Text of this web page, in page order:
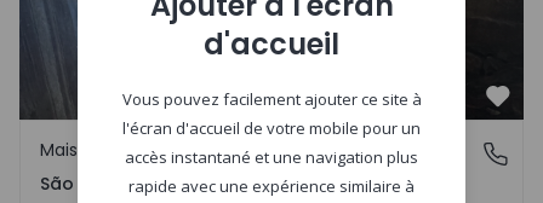
São Tomé do Castelo e Justes, Vila Real
Maison Rurale
São Tomé do Castelo e Justes, Vila Real
d'accueil
Vous pouvez facilement ajouter ce site à
l'écran d'accueil de votre mobile pour un
accès instantané et une navigation plus
rapide avec une expérience similaire à